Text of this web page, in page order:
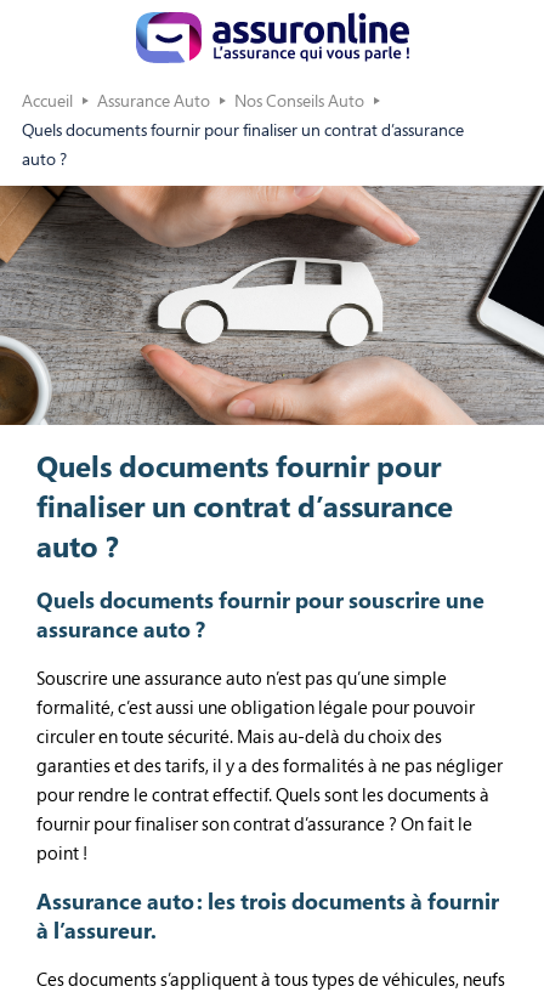
Accueil Assurance Auto
Nos Conseils Auto
Quels documents fournir pour finaliser un contrat d’assurance
auto ?
Quels documents fournir pour
finaliser un contrat d’assurance
auto ?
Quels documents fournir pour souscrire une
assurance auto ?
Souscrire une assurance auto n’est pas qu’une simple
formalité, c’est aussi une obligation légale pour pouvoir
circuler en toute sécurité. Mais au-delà du choix des
garanties et des tarifs, il y a des formalités à ne pas négliger
pour rendre le contrat effectif. Quels sont les documents à
fournir pour finaliser son contrat d’assurance ? On fait le
point !
Assurance auto : les trois documents à fournir
à l’assureur.
Ces documents s’appliquent à tous types de véhicules, neufs